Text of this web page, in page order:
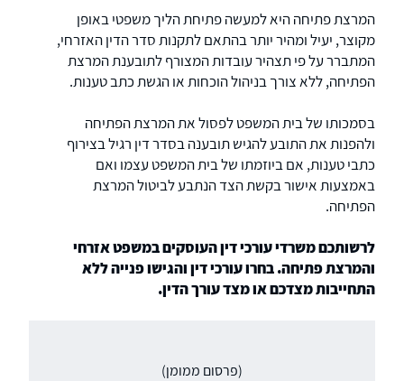
המרצת פתיחה היא למעשה פתיחת הליך משפטי באופן
מקוצר, יעיל ומהיר יותר בהתאם לתקנות סדר הדין האזרחי,
המתברר על פי תצהיר עובדות המצורף לתובענת המרצת
הפתיחה, ללא צורך בניהול הוכחות או הגשת כתב טענות.
בסמכותו של בית המשפט לפסול את המרצת הפתיחה
ולהפנות את התובע להגיש תובענה בסדר דין רגיל בצירוף
כתבי טענות, אם ביוזמתו של בית המשפט עצמו ואם
באמצעות אישור בקשת הצד הנתבע לביטול המרצת
הפתיחה.
לרשותכם משרדי עורכי דין העוסקים במשפט אזרחי
והמרצת פתיחה. בחרו עורכי דין והגישו פנייה ללא
התחייבות מצדכם או מצד עורך הדין.
(פרסום ממומן)